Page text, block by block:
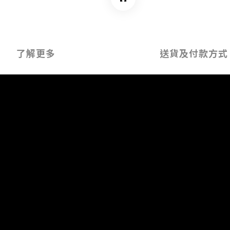
了解更多 送貨及付款方式